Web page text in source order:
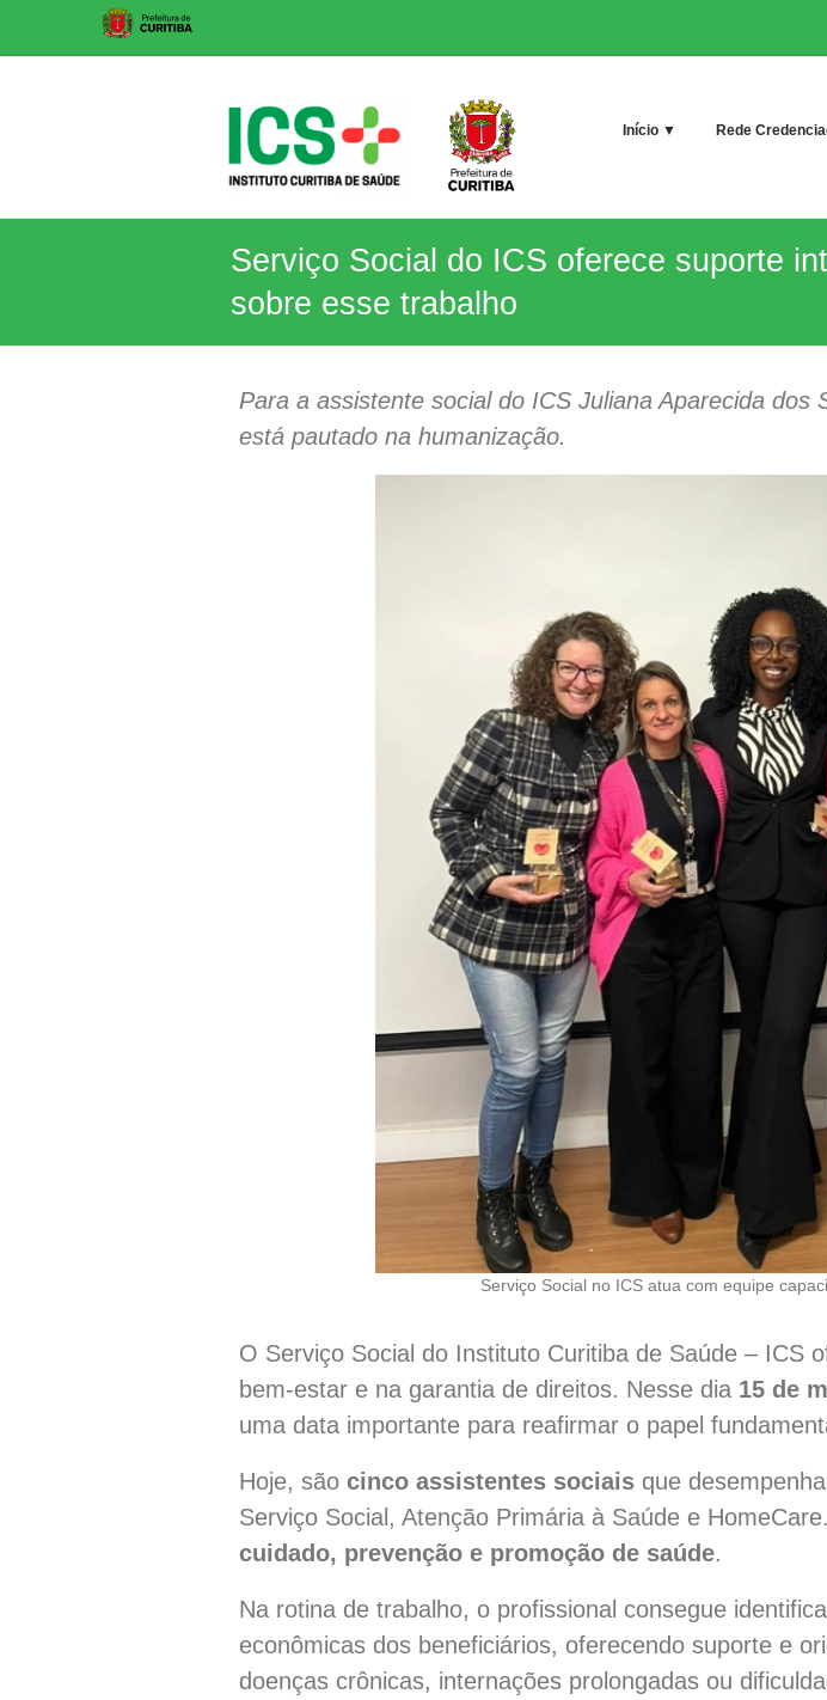
ICS
Instituto
Curitiba
Início ▼ Rede
Serviço Social do ICS oferece suporte
sobre esse trabalho
Para a assistente social do ICS Juliana Aparecida
está pautado na humanização.
Serviço Social no ICS atua com equipe
O Serviço Social do Instituto Curitiba de Saúde – ICS
bem-estar e na garantia de direitos. Nesse dia 15 de
uma data importante para reafirmar o papel
Hoje, são cinco assistentes sociais que
Serviço Social, Atenção Primária à Saúde e
cuidado, prevenção e promoção de saúde.
Na rotina de trabalho, o profissional consegue
econômicas dos beneficiários, oferecendo suporte e
doenças crônicas, internações prolongadas ou